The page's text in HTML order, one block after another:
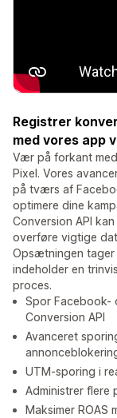
Registrer
med vores app
Vær på forkant
Pixel. Vores
på tværs af
optimere dine
Conversion API
overføre vigtige
Opsætningen
indeholder en
proces.
Spor Facebook-
Conversion API
Avanceret
UTM-sporing i
Administrer flere
Maksimer